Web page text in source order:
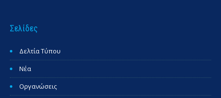
Σελίδες
Δελτία Τύπου
Νέα
Οργανώσεις